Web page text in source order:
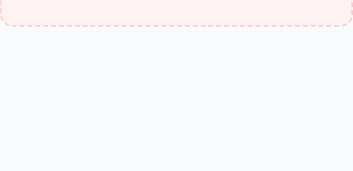
at l0 (https://www.imoveisdesp.com.br/assets/index-
at SS (https://www.imoveisdesp.com.br/assets/index-